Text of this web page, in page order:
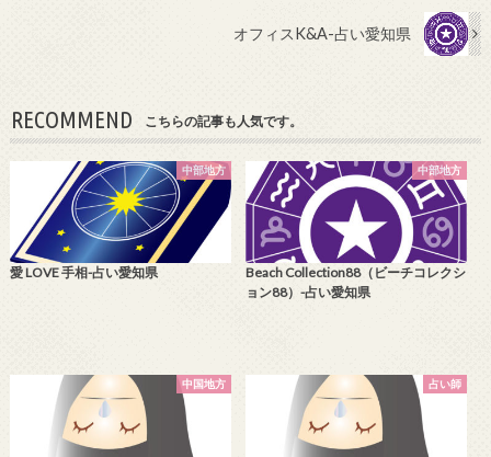
オフィスK&A-占い愛知県
RECOMMEND こちらの記事も人気です。
中部地方
愛 LOVE 手相-占い愛知県
中部地方
Beach Collection88（ビーチコレクシ
ョン88）-占い愛知県
中国地方 占い師